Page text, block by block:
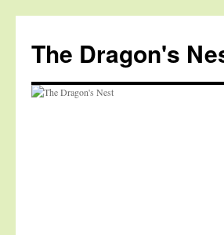
The Dragon's